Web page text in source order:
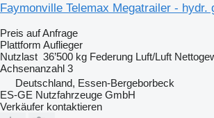
Faymonville Telemax Megatrailer - hydr.
Preis auf Anfrage
Plattform Auflieger
Nutzlast 36’500 kg Federung Luft/Luft
Achsenanzahl 3
Deutschland, Essen-Bergeborbeck
ES-GE Nutzfahrzeuge GmbH
Verkäufer kontaktieren